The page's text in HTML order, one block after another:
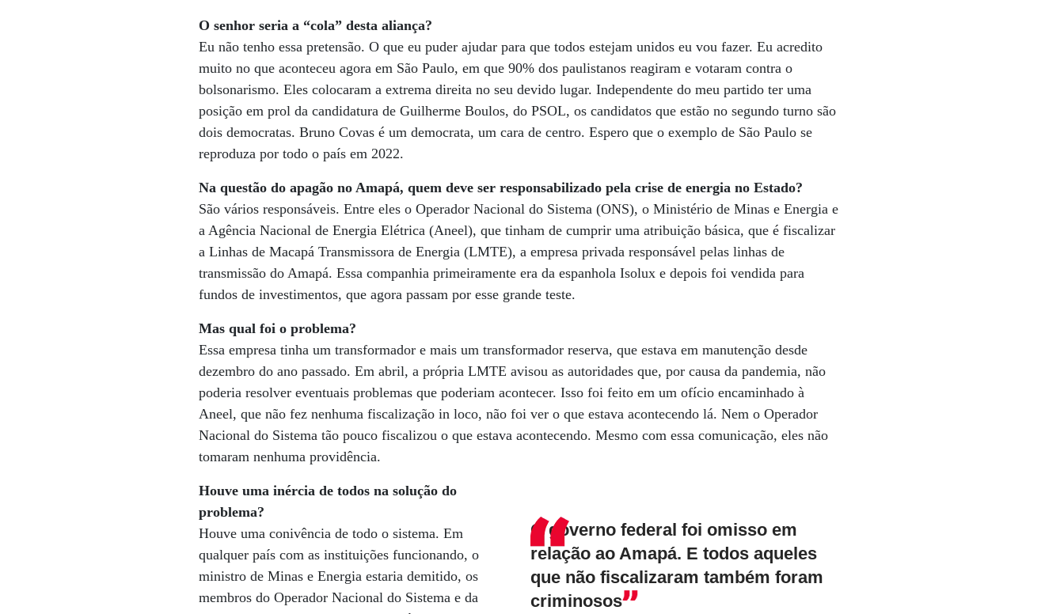
O senhor seria a “cola” desta aliança?
Eu não tenho essa pretensão. O que eu puder ajudar para que todos estejam unidos eu vou fazer. Eu acredito
muito no que aconteceu agora em São Paulo, em que 90% dos paulistanos reagiram e votaram contra o
bolsonarismo. Eles colocaram a extrema direita no seu devido lugar. Independente do meu partido ter uma
posição em prol da candidatura de Guilherme Boulos, do PSOL, os candidatos que estão no segundo turno são
dois democratas. Bruno Covas é um democrata, um cara de centro. Espero que o exemplo de São Paulo se
reproduza por todo o país em 2022.
Na questão do apagão no Amapá, quem deve ser responsabilizado pela crise de energia no Estado?
São vários responsáveis. Entre eles o Operador Nacional do Sistema (ONS), o Ministério de Minas e Energia e
a Agência Nacional de Energia Elétrica (Aneel), que tinham de cumprir uma atribuição básica, que é fiscalizar
a Linhas de Macapá Transmissora de Energia (LMTE), a empresa privada responsável pelas linhas de
transmissão do Amapá. Essa companhia primeiramente era da espanhola Isolux e depois foi vendida para
fundos de investimentos, que agora passam por esse grande teste.
Mas qual foi o problema?
Essa empresa tinha um transformador e mais um transformador reserva, que estava em manutenção desde
dezembro do ano passado. Em abril, a própria LMTE avisou as autoridades que, por causa da pandemia, não
poderia resolver eventuais problemas que poderiam acontecer. Isso foi feito em um ofício encaminhado à
Aneel, que não fez nenhuma fiscalização in loco, não foi ver o que estava acontecendo lá. Nem o Operador
Nacional do Sistema tão pouco fiscalizou o que estava acontecendo. Mesmo com essa comunicação, eles não
tomaram nenhuma providência.
O governo federal foi omisso em
relação ao Amapá. E todos aqueles
que não fiscalizaram também foram
criminosos
Houve uma inércia de todos na solução do
problema?
Houve uma conivência de todo o sistema. Em
qualquer país com as instituições funcionando, o
ministro de Minas e Energia estaria demitido, os
membros do Operador Nacional do Sistema e da